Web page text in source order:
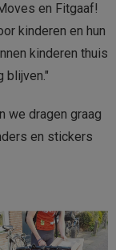
en Fitgaaf!
kinderen en hun
kinderen thuis
blijven."
we dragen graag
en stickers